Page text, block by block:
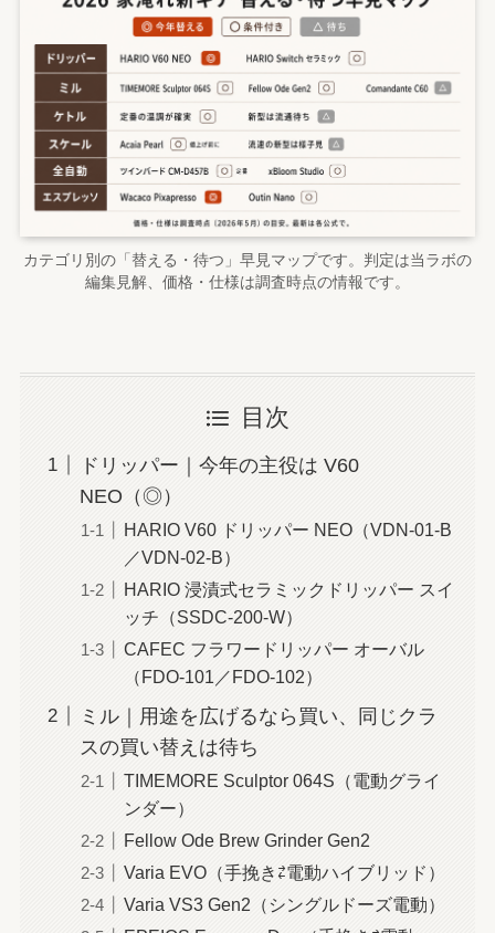
カテゴリ別の「替える・待つ」早見マップです。判定は当ラボの
編集見解、価格・仕様は調査時点の情報です。
目次
ドリッパー｜今年の主役は V60
NEO（◎）
HARIO V60 ドリッパー NEO（VDN-01-B
／VDN-02-B）
HARIO 浸漬式セラミックドリッパー スイ
ッチ（SSDC-200-W）
CAFEC フラワードリッパー オーバル
（FDO-101／FDO-102）
ミル｜用途を広げるなら買い、同じクラ
スの買い替えは待ち
TIMEMORE Sculptor 064S（電動グライ
ンダー）
Fellow Ode Brew Grinder Gen2
Varia EVO（手挽き⇄電動ハイブリッド）
Varia VS3 Gen2（シングルドーズ電動）